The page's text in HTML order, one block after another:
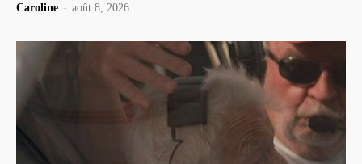
Caroline - août 8, 2026